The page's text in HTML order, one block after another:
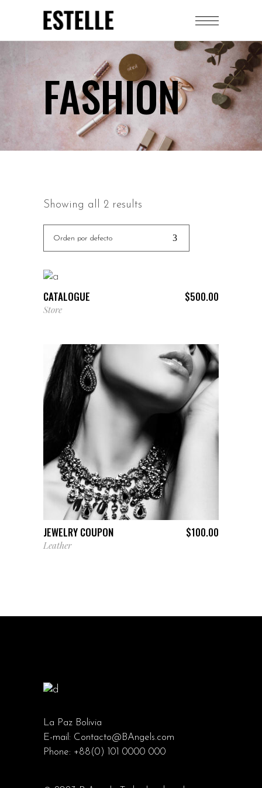
FASHION
Showing all 2 results
Orden por defecto
CATALOGUE $500.00
Store
AÑADIR AL CARRITO
JEWELRY COUPON $100.00
Leather
La Paz Bolivia
E-mail: Contacto@BAngels.com
Phone: +88(0) 101 0000 000